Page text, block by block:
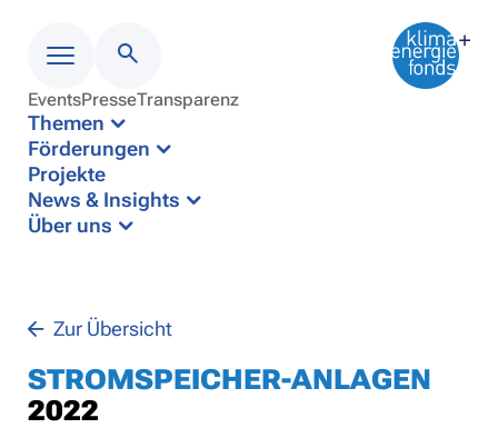
Menü
EventsPresseTransparenz
Themen
Förderungen
Projekte
News & Insights
Über uns
Zur Übersicht
STROMSPEICHER-ANLAGEN
2022